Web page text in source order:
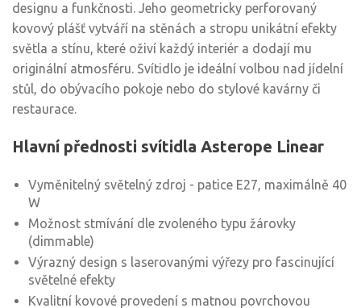
designu a funkčnosti. Jeho geometricky perforovaný
kovový plášť vytváří na stěnách a stropu unikátní efekty
světla a stínu, které oživí každý interiér a dodají mu
originální atmosféru. Svítidlo je ideální volbou nad jídelní
stůl, do obývacího pokoje nebo do stylové kavárny či
restaurace.
Hlavní přednosti svítidla Asterope Linear
Vyměnitelný světelný zdroj - patice E27, maximálně 40
W
Možnost stmívání dle zvoleného typu žárovky
(dimmable)
Výrazný design s laserovanými výřezy pro fascinující
světelné efekty
Kvalitní kovové provedení s matnou povrchovou